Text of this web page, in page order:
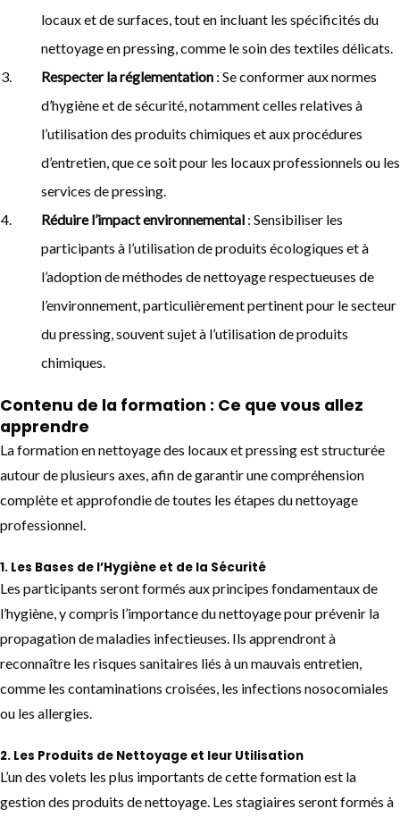
locaux et de surfaces, tout en incluant les spécificités du
nettoyage en pressing, comme le soin des textiles délicats.
Respecter la réglementation : Se conformer aux normes
d’hygiène et de sécurité, notamment celles relatives à
l’utilisation des produits chimiques et aux procédures
d’entretien, que ce soit pour les locaux professionnels ou les
services de pressing.
Réduire l’impact environnemental : Sensibiliser les
participants à l’utilisation de produits écologiques et à
l’adoption de méthodes de nettoyage respectueuses de
l’environnement, particulièrement pertinent pour le secteur
du pressing, souvent sujet à l’utilisation de produits
chimiques.
Contenu de la formation : Ce que vous allez
apprendre
La formation en nettoyage des locaux etpressingest structurée
autour de plusieurs axes, afin de garantir une compréhension
complète et approfondie de toutes les étapes du nettoyage
professionnel.
1. Les Bases de l’Hygiène et de la Sécurité
Les participants seront formés aux principes fondamentaux de
l’hygiène, y compris l’importance du nettoyage pour prévenir la
propagation de maladies infectieuses. Ils apprendront à
reconnaître les risques sanitaires liés à un mauvais entretien,
comme les contaminations croisées, les infections nosocomiales
ou les allergies.
2. Les Produits de Nettoyage et leur Utilisation
L’un des volets les plus importants de cette formation est la
gestion des produits de nettoyage. Les stagiaires seront formés à